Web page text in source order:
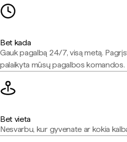
Bet kada
Gauk pagalbą 24/7, visą metą.
palaikyta mūsų pagalbos komandos.
Bet vieta
Nesvarbu, kur gyvenate ar kokia